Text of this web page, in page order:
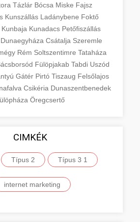
Tázlár Bócsa Miske Fajsz
Kunszállás Ladánybene Foktő
Kunbaja Kunadacs Petőfiszállás
Dunaegyháza Csátalja Szeremle
Rém Soltszentimre Tataháza
Fülöpjakab Tabdi Uszód
Gátér Pirtó Tiszaug Felsőlajos
Csikéria Dunaszentbenedek
Öregcsertő
CIMKÉK
Típus 2 Típus 3 1
internet marketing